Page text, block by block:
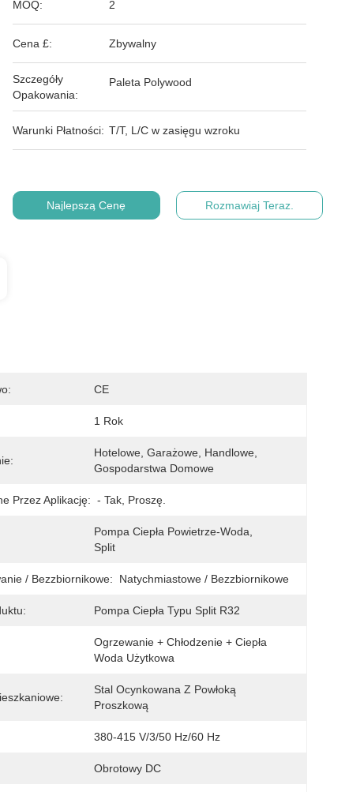
MOQ: 2
Cena £: Zbywalny
Szczegóły
Opakowania:
Paleta Polywood
Warunki Płatności: T/T, L/C w zasięgu wzroku
Najlepszą Cenę Rozmawiaj Teraz.
CE
1 Rok
Hotelowe, Garażowe, Handlowe,
Gospodarstwa Domowe
Przez Aplikację: - Tak, Proszę.
Pompa Ciepła Powietrze-Woda,
Split
/ Bezzbiornikowe: Natychmiastowe / Bezzbiornikowe
Pompa Ciepła Typu Split R32
Ogrzewanie + Chłodzenie + Ciepła
Woda Użytkowa
Stal Ocynkowana Z Powłoką
Proszkową
380-415 V/3/50 Hz/60 Hz
Obrotowy DC